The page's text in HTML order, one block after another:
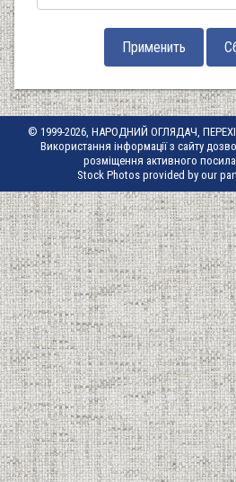
© 1999-2026, НАРОДНИЙ ОГЛЯДАЧ,
Використання інформації з сайту
розміщення активного
Stock Photos provided by our